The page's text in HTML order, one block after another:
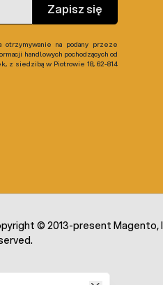
Zapisz się
otrzymywanie na podany przeze
handlowych pochodzących od
z siedzibą w Piotrowie 18, 62-814
© 2013-present Magento,